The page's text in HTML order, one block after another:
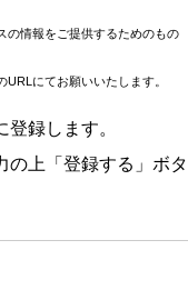
の情報をご提供するためのもの
にてお願いいたします。
録します。
の上「登録する」ボタ